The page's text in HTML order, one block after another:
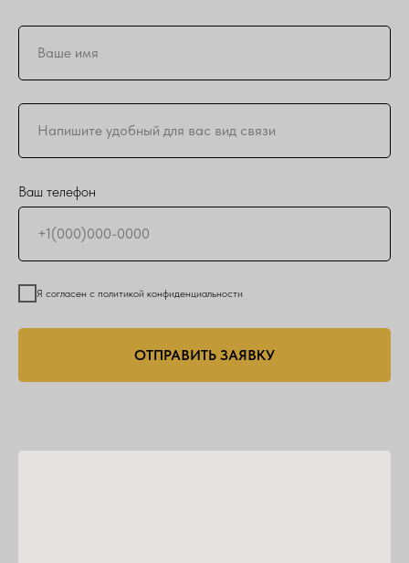
Ваш телефон
Я согласен с политикой конфиденциальности
ОТПРАВИТЬ ЗАЯВКУ